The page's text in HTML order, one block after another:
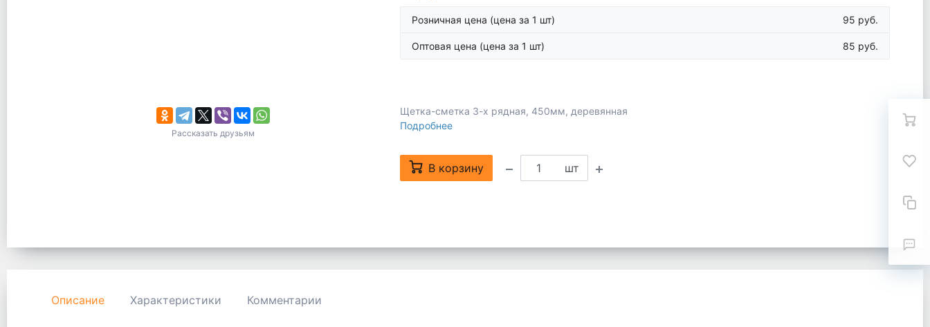
Рассказать друзьям
Розничная цена (цена за 1 шт) 95 руб.
Оптовая цена (цена за 1 шт) 85 руб.
Щетка-сметка 3-х рядная, 450мм, деревянная
Подробнее
В корзину шт
Описание Характеристики Комментарии